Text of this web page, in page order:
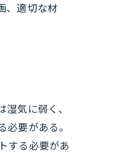
、適切な材
気に弱く、
要がある。
する必要があ